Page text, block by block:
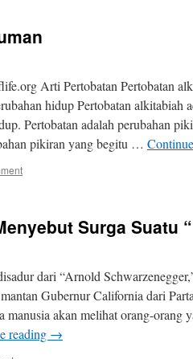
Arti Pertobatan Pertobatan
hidup Pertobatan alkitabiah
Pertobatan adalah perubahan
pikiran yang begitu …
Surga Suatu
dari “Arnold
Gubernur California dari
manusia akan melihat orang-orang
reading →